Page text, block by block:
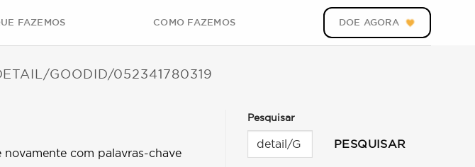
FAZEMOS COMO FAZEMOS DOE AGORA
GOODID/052341780319
com palavras-chave
Pesquisar
PESQUISAR